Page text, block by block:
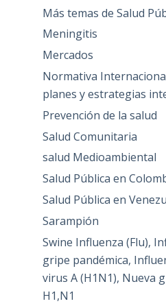
Más temas de Salud
Meningitis
Mercados
Normativa
planes y estrategias
Prevención de la salud
Salud Comunitaria
salud Medioambiental
Salud Pública en
Salud Pública en
Sarampión
Swine Influenza (Flu),
gripe pandémica,
virus A (H1N1), Nueva
H1,N1